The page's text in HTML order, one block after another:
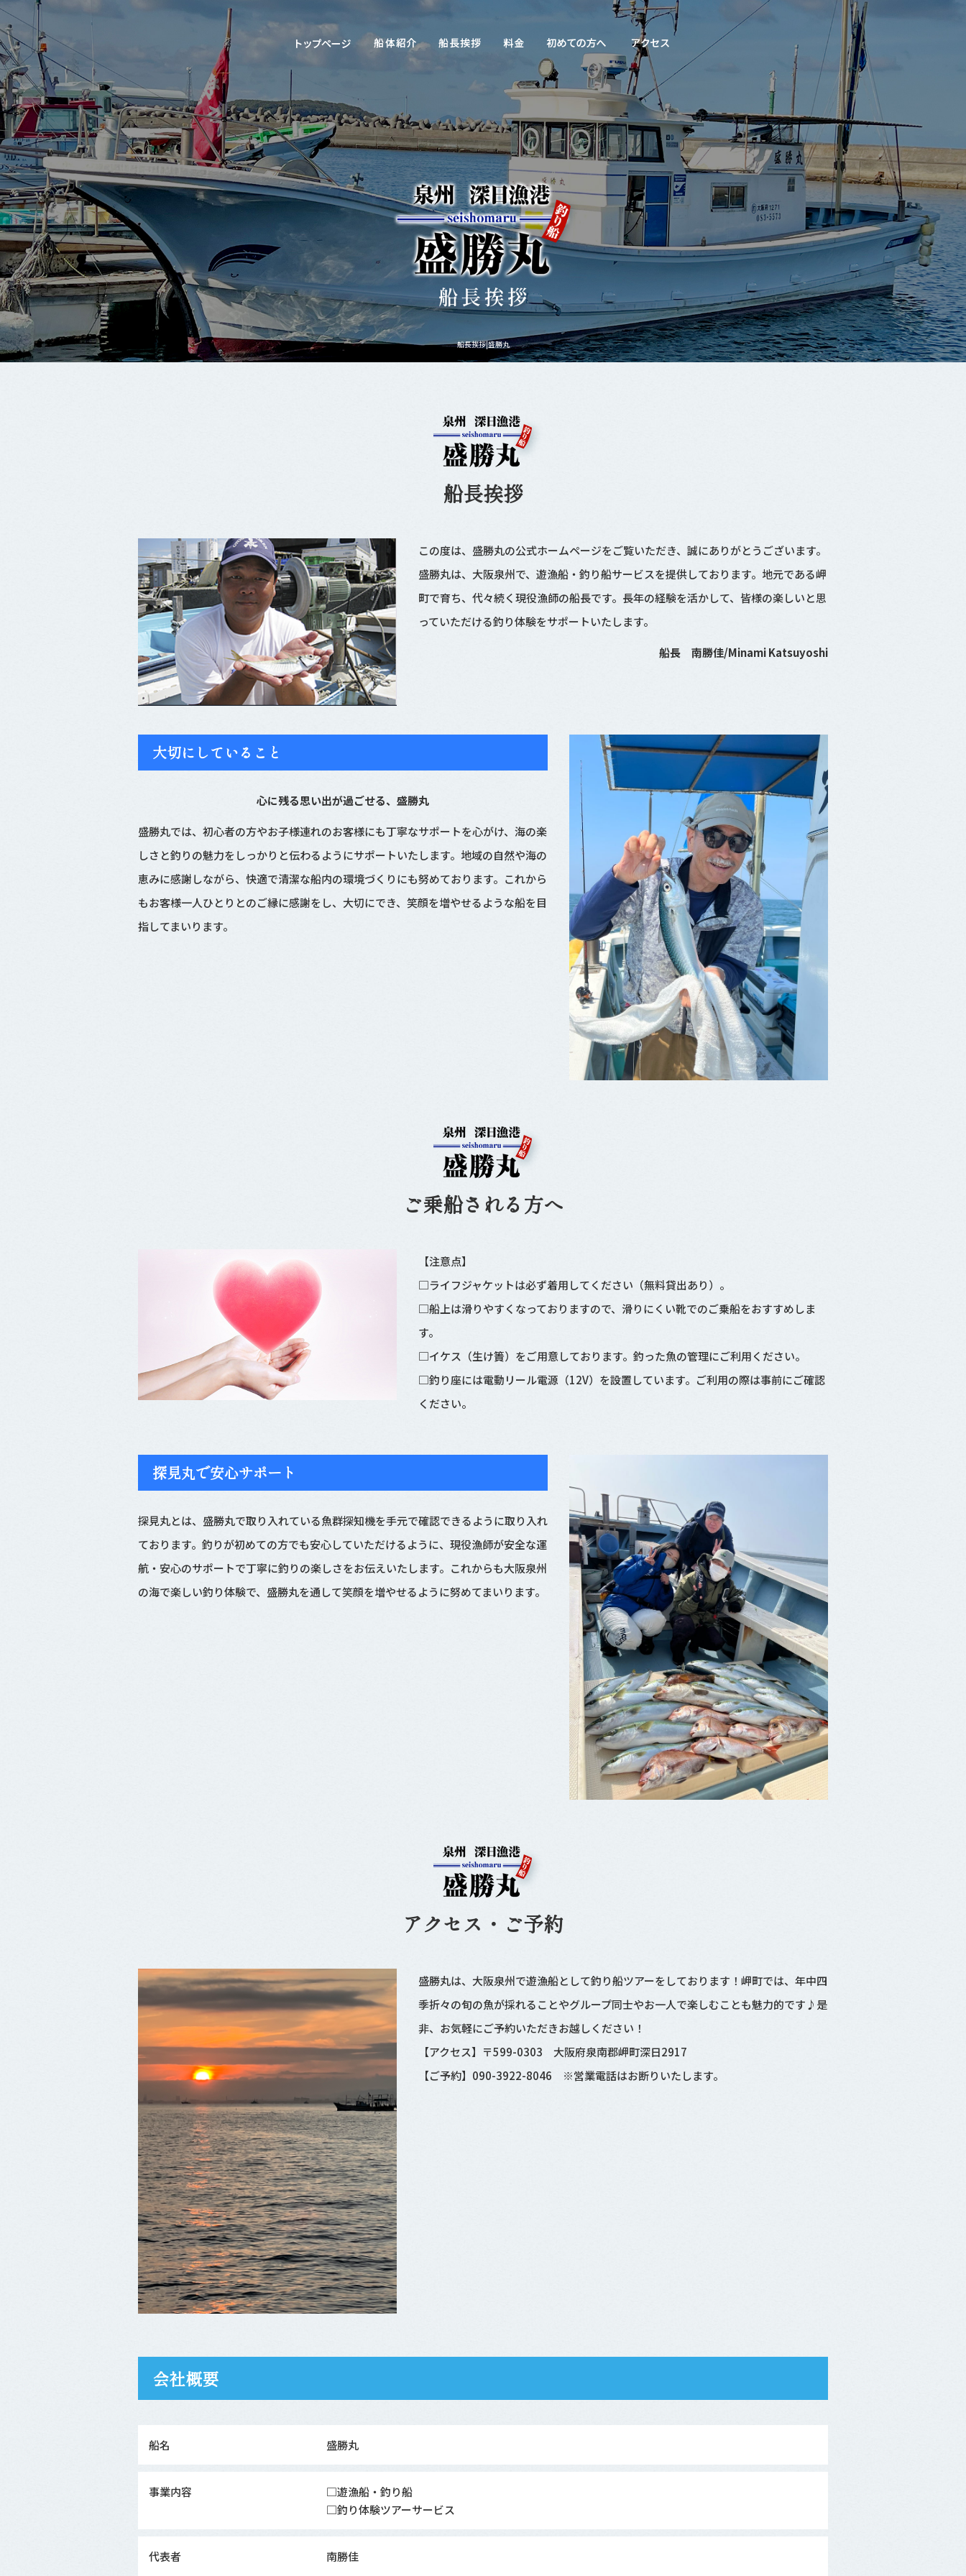
船長挨拶|盛勝丸
船長挨拶
この度は、盛勝丸の公式ホームページをご覧いただき、誠にありがとうございます。
盛勝丸は、大阪泉州で、遊漁船・釣り船サービスを提供しております。地元である岬
町で育ち、代々続く現役漁師の船長です。長年の経験を活かして、皆様の楽しいと思
っていただける釣り体験をサポートいたします。
船長 南勝佳/Minami Katsuyoshi
大切にしていること
心に残る思い出が過ごせる、盛勝丸
盛勝丸では、初心者の方やお子様連れのお客様にも丁寧なサポートを心がけ、海の楽
しさと釣りの魅力をしっかりと伝わるようにサポートいたします。地域の自然や海の
恵みに感謝しながら、快適で清潔な船内の環境づくりにも努めております。これから
もお客様一人ひとりとのご縁に感謝をし、大切にでき、笑顔を増やせるような船を目
指してまいります。
ご乗船される方へ
【注意点】
□ライフジャケットは必ず着用してください（無料貸出あり）。
□船上は滑りやすくなっておりますので、滑りにくい靴でのご乗船をおすすめしま
す。
□イケス（生け簀）をご用意しております。釣った魚の管理にご利用ください。
□釣り座には電動リール電源（12V）を設置しています。ご利用の際は事前にご確認
ください。
探見丸で安心サポート
探見丸とは、盛勝丸で取り入れている魚群探知機を手元で確認できるように取り入れ
ております。釣りが初めての方でも安心していただけるように、現役漁師が安全な運
航・安心のサポートで丁寧に釣りの楽しさをお伝えいたします。これからも大阪泉州
の海で楽しい釣り体験で、盛勝丸を通して笑顔を増やせるように努めてまいります。
アクセス・ご予約
盛勝丸は、大阪泉州で遊漁船として釣り船ツアーをしております！岬町では、年中四
季折々の旬の魚が採れることやグループ同士やお一人で楽しむことも魅力的です♪是
非、お気軽にご予約いただきお越しください！
【アクセス】〒599-0303 大阪府泉南郡岬町深日2917
【ご予約】090-3922-8046 ※営業電話はお断りいたします。
会社概要
船名 盛勝丸
事業内容
□遊漁船・釣り船
□釣り体験ツアーサービス
代表者 南勝佳